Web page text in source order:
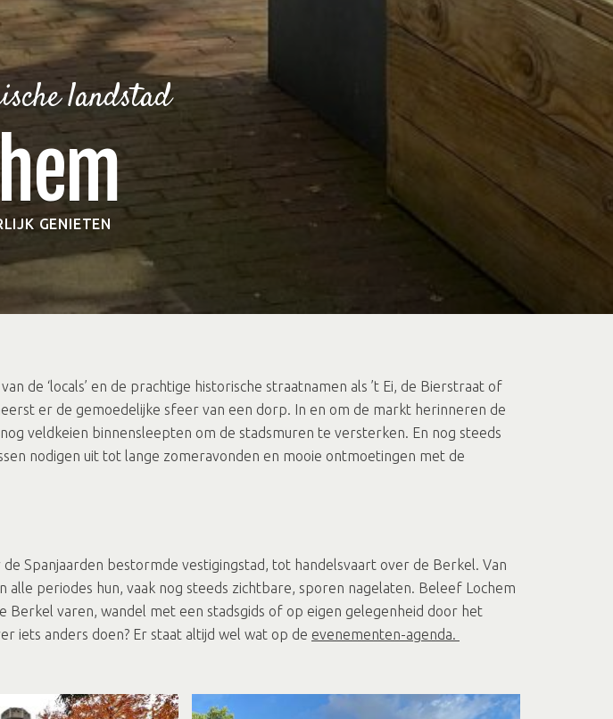
landstad
GENIETEN
de ‘locals’ en de prachtige historische straatnamen als ’t Ei, de Bierstraat of
er de gemoedelijke sfeer van een dorp. In en om de markt herinneren de
veldkeien binnensleepten om de stadsmuren te versterken. En nog steeds
nodigen uit tot lange zomeravonden en mooie ontmoetingen met de
Spanjaarden bestormde vestigingstad, tot handelsvaart over de Berkel. Van
periodes hun, vaak nog steeds zichtbare, sporen nagelaten. Beleef Lochem
Berkel varen, wandel met een stadsgids of op eigen gelegenheid door het
iets anders doen? Er staat altijd wel wat op de evenementen-agenda.